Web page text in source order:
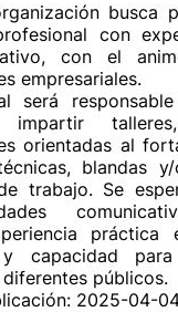
busca
con
con el
empresariales.
será
orientadas al
blandas
trabajo. Se
práctica
y capacidad
públicos.
2025-04-